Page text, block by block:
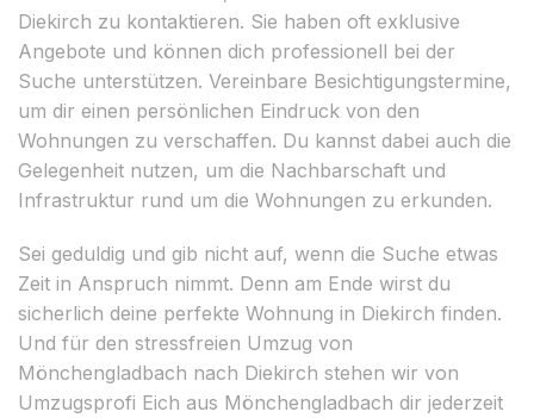
Diekirch zu kontaktieren. Sie haben oft exklusive
Angebote und können dich professionell bei der
Suche unterstützen. Vereinbare Besichtigungstermine,
um dir einen persönlichen Eindruck von den
Wohnungen zu verschaffen. Du kannst dabei auch die
Gelegenheit nutzen, um die Nachbarschaft und
Infrastruktur rund um die Wohnungen zu erkunden.
Sei geduldig und gib nicht auf, wenn die Suche etwas
Zeit in Anspruch nimmt. Denn am Ende wirst du
sicherlich deine perfekte Wohnung in Diekirch finden.
Und für den stressfreien Umzug von
Mönchengladbach nach Diekirch stehen wir von
Umzugsprofi Eich aus Mönchengladbach dir jederzeit